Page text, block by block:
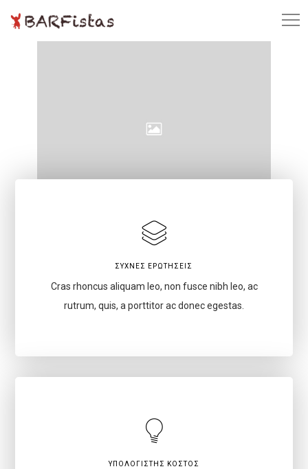
ΣΥΧΝΈΣ ΕΡΩΤΉΣΕΙΣ
Cras rhoncus aliquam leo, non fusce nibh leo, ac
rutrum, quis, a porttitor ac donec egestas.
ΥΠΟΛΟΓΙΣΤΉΣ ΚΌΣΤΟΣ